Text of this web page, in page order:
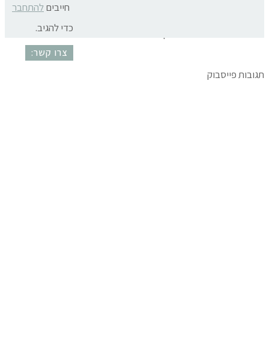
תגובות פייסבוק
חייביםלהתחבר
כדי להגיב.
צרו קשר: